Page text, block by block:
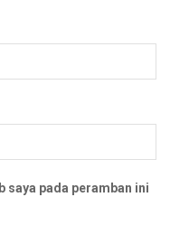
saya pada peramban ini